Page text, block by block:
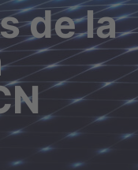
de la